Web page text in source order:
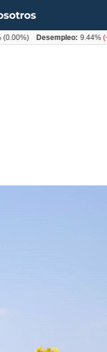
Desempleo: 9.44%(+0.33